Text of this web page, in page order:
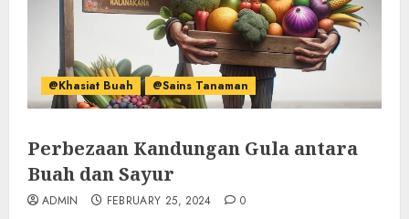
@Khasiat Buah @Sains Tanaman
Perbezaan Kandungan Gula antara
Buah dan Sayur
ADMIN FEBRUARY 25, 2024 0